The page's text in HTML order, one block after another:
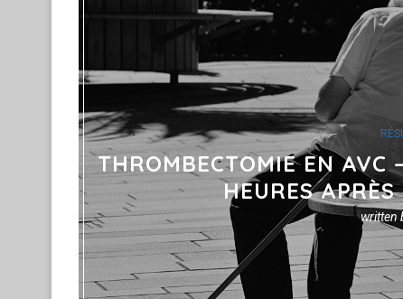
THROMBECTOMIE EN AVC
HEURES
written